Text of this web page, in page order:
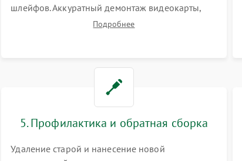
шлейфов. Аккуратный демонтаж видеокарты,
оперативной памяти и кулеров. Тщательная
Подробнее
5. Профилактика и обратная сборка
Удаление старой и нанесение новой